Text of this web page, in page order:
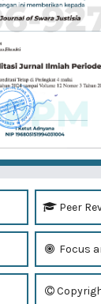
Peer
Focus